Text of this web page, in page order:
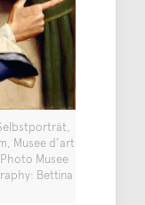
Musee d’art
Musee
Bettina